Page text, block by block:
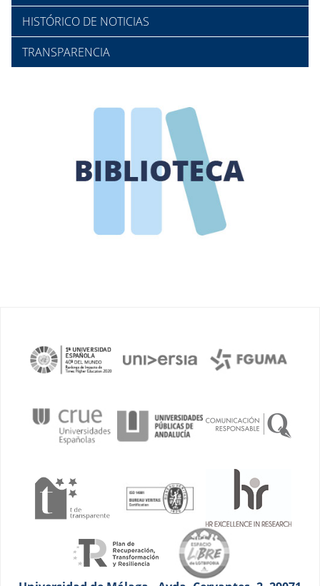
HISTÓRICO DE NOTICIAS
TRANSPARENCIA